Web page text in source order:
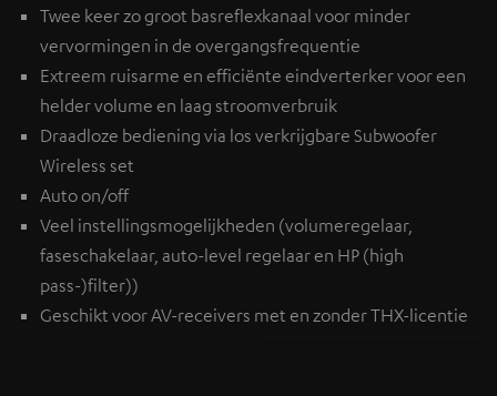
Twee keer zo groot basreflexkanaal voor minder
vervormingen in de overgangsfrequentie
Extreem ruisarme en efficiënte eindverterker voor een
helder volume en laag stroomverbruik
Draadloze bediening via los verkrijgbare Subwoofer
Wireless set
Auto on/off
Veel instellingsmogelijkheden (volumeregelaar,
faseschakelaar, auto-level regelaar en HP (high
pass-)filter))
Geschikt voor AV-receivers met en zonder THX-licentie